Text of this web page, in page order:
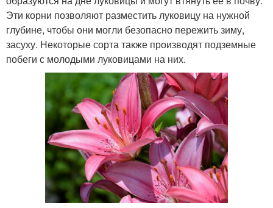
Эти корни позволяют разместить луковицу на нужной
глубине, чтобы они могли безопасно пережить зиму,
засуху. Некоторые сорта также производят подземные
побеги с молодыми луковицами на них.